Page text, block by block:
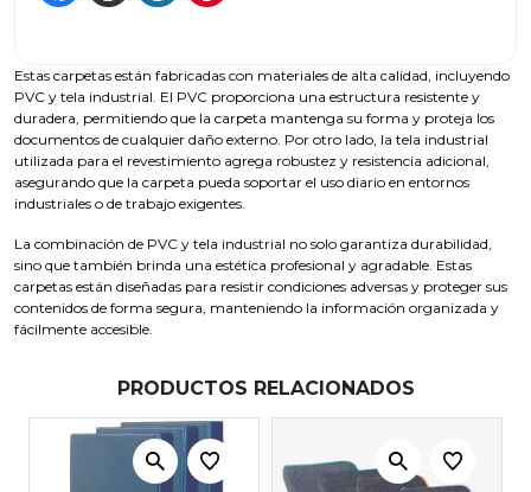
Estas carpetas están fabricadas con materiales de alta calidad, incluyendo
PVC y tela industrial. El PVC proporciona una estructura resistente y
duradera, permitiendo que la carpeta mantenga su forma y proteja los
documentos de cualquier daño externo. Por otro lado, la tela industrial
utilizada para el revestimiento agrega robustez y resistencia adicional,
asegurando que la carpeta pueda soportar el uso diario en entornos
industriales o de trabajo exigentes.
La combinación de PVC y tela industrial no solo garantiza durabilidad,
sino que también brinda una estética profesional y agradable. Estas
carpetas están diseñadas para resistir condiciones adversas y proteger sus
contenidos de forma segura, manteniendo la información organizada y
fácilmente accesible.
PRODUCTOS RELACIONADOS